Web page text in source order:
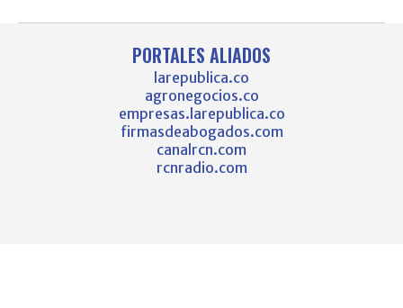
PORTALES ALIADOS
larepublica.co
agronegocios.co
empresas.larepublica.co
firmasdeabogados.com
canalrcn.com
rcnradio.com